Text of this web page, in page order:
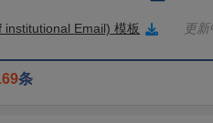
Email) 模板 更
条